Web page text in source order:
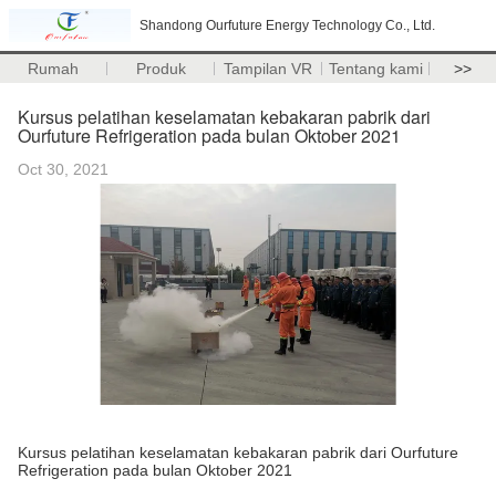
Shandong Ourfuture Energy Technology Co., Ltd.
Rumah Produk Tampilan VR Tentang kami >>
Kursus pelatihan keselamatan kebakaran pabrik dari
Ourfuture Refrigeration pada bulan Oktober 2021
Oct 30, 2021
Kursus pelatihan keselamatan kebakaran pabrik dari Ourfuture
Refrigeration pada bulan Oktober 2021